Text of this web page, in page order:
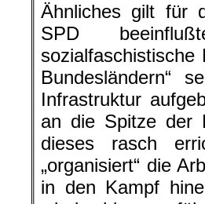
Ähnliches gilt für
SPD
sozialfaschistische
Bundesländern“
Infrastruktur
an die Spitze der
dieses rasch
„organisiert“ die
in den Kampf